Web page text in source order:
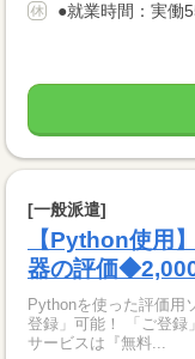
●就業時間：実働
[一般派遣]
【Python使用
器の評価
Pythonを使った評価用ソフ
登録」可能！ 「ご登録
サービスは『無料...